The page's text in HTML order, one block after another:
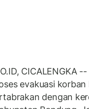
CICALENGKA
evakuasi
dengan